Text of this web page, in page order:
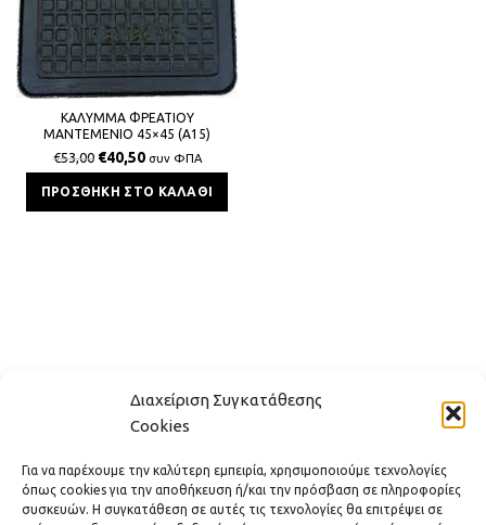
Διαχείριση Συγκατάθεσης
Cookies
Για να παρέχουμε την καλύτερη εμπειρία, χρησιμοποιούμε τεχνολογίες
όπως cookies για την αποθήκευση ή/και την πρόσβαση σε πληροφορίες
συσκευών. Η συγκατάθεση σε αυτές τις τεχνολογίες θα επιτρέψει σε
ΚΑΛΥΜΜΑ ΦΡΕΑΤΙΟΥ
ΜΑΝΤΕΜΕΝΙΟ 45×45 (Α15)
€53,00 €40,50 συν ΦΠΑ
ΠΡΟΣΘΉΚΗ ΣΤΟ ΚΑΛΆΘΙ
ΧΡΗΣΙΜΟΙ ΣΥΝΔΕΣΜΟΙ